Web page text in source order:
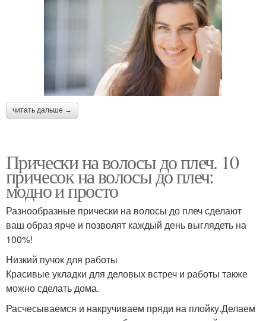
читать дальше →
Прически на волосы до плеч. 10
причесок на волосы до плеч:
модно и просто
Разнообразные прически на волосы до плеч сделают
ваш образ ярче и позволят каждый день выглядеть на
100%!
Низкий пучок для работы
Красивые укладки для деловых встреч и работы также
можно сделать дома.
Расчесываемся и накручиваем пряди на плойку.Делаем